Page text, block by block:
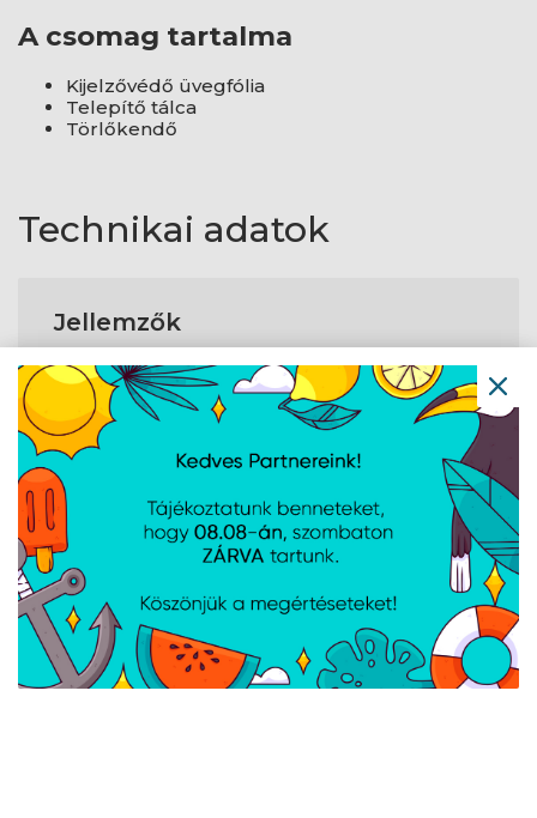
A csomag tartalma
Kijelzővédő üvegfólia
Telepítő tálca
Törlőkendő
Technikai adatok
Jellemzők
Kompatibilis
eszköz típusa
A55 5G
Márka
kompatibilitás
Samsung
Kialakítás
Termék színe
Átlátszó
Anyag
Alumínium-szilikát